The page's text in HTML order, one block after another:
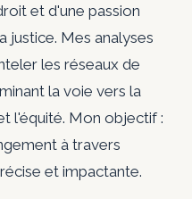
et d'une passion
justice. Mes analyses
les réseaux de
la voie vers la
l'équité. Mon objectif :
à travers
et impactante.